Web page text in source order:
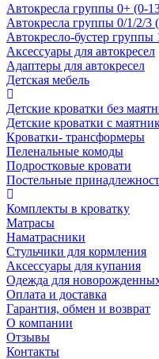
Автокресла группы 0+ (0-
Автокресла группы 0/1/2/3
Автокресло-бустер группы
Аксессуары для автокресел
Адаптеры для автокресел
Детская мебель
Детские кроватки без
Детские кроватки с
Кроватки- трансформеры
Пеленальные комоды
Подростковые кровати
Постельные
Комплекты в кроватку
Матрасы
Наматрасники
Стульчики для кормления
Аксессуары для купания
Одежда для
Оплата и доставка
Гарантия, обмен и возврат
О компании
Отзывы
Контакты